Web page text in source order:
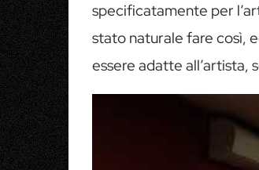
specificatamente per
stato naturale fare così,
essere adatte all’artista,